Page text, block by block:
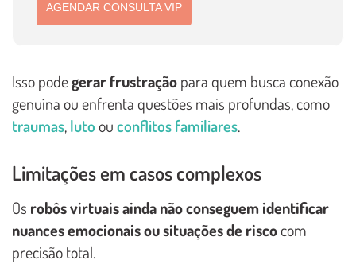
AGENDAR CONSULTA VIP
Isso podegerar frustraçãopara quem busca conexão
genuína ou enfrenta questões mais profundas, como
traumas,lutoouconflitos familiares.
Limitações em casos complexos
Os robôs virtuais ainda não conseguem identificar
nuances emocionais ou situações de riscocom
precisão total.